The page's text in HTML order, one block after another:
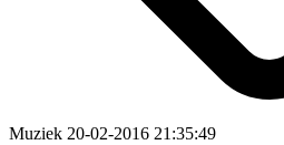
Muziek 20-02-2016 21:35:49